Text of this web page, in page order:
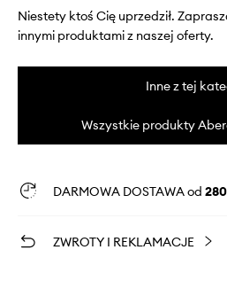
Niestety ktoś Cię uprzedził.
innymi produktami z naszej oferty.
Inne z tej
Wszystkie produkty
DARMOWA DOSTAWA od
ZWROTY I REKLAMACJE